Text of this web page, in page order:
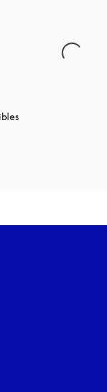
un nouvel onglet